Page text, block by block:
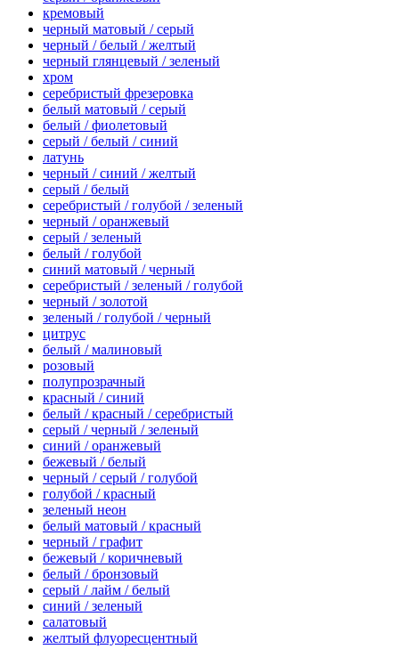
кремовый
черный матовый / серый
черный / белый / желтый
черный глянцевый / зеленый
хром
серебристый фрезеровка
белый матовый / серый
белый / фиолетовый
серый / белый / синий
латунь
черный / синий / желтый
серый / белый
серебристый / голубой / зеленый
черный / оранжевый
серый / зеленый
белый / голубой
синий матовый / черный
серебристый / зеленый / голубой
черный / золотой
зеленый / голубой / черный
цитрус
белый / малиновый
розовый
полупрозрачный
красный / синий
белый / красный / серебристый
серый / черный / зеленый
синий / оранжевый
бежевый / белый
черный / серый / голубой
голубой / красный
зеленый неон
белый матовый / красный
черный / графит
бежевый / коричневый
белый / бронзовый
серый / лайм / белый
синий / зеленый
салатовый
желтый флуоресцентный